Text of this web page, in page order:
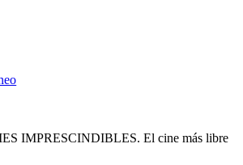
IMPRESCINDIBLES. El cine más libre